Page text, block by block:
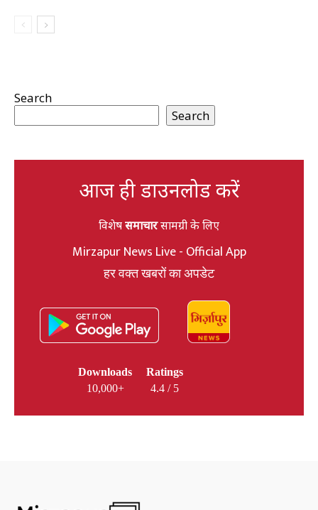
Search
Search
आज ही डाउनलोड करें
विशेषसमाचारसामग्री के लिए
Mirzapur News Live - Official App
हर वक्त खबरों का अपडेट
Downloads
10,000+
Ratings
4.4 / 5